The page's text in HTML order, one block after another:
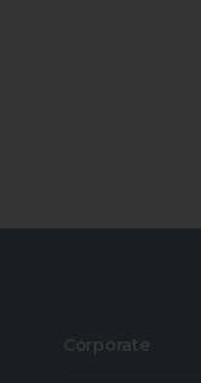
Corporate